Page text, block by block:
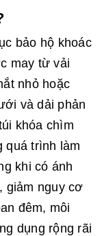
bảo hộ khoác
may từ vải
nhỏ hoặc
và dải phản
khóa chìm
quá trình làm
khi có ánh
giảm nguy cơ
đêm, môi
dụng rộng rãi